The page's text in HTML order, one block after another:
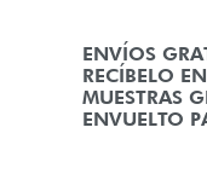
ENVÍOS
RECÍBELO
MUESTRAS
ENVUELTO